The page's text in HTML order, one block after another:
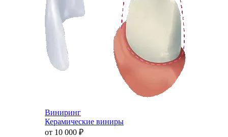
Виниринг
Керамические виниры
от 10 000 ₽